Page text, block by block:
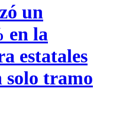
un
en la
estatales
solo tramo